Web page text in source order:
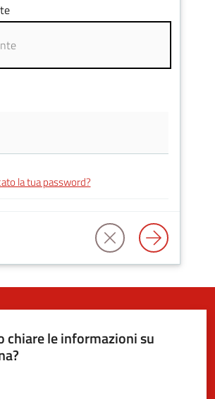
la tua password?
chiare le informazioni su